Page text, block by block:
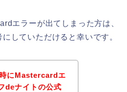
エラーが出てしまった方は、
していただけると幸いです。
にMastercardエ
deナイトの公式